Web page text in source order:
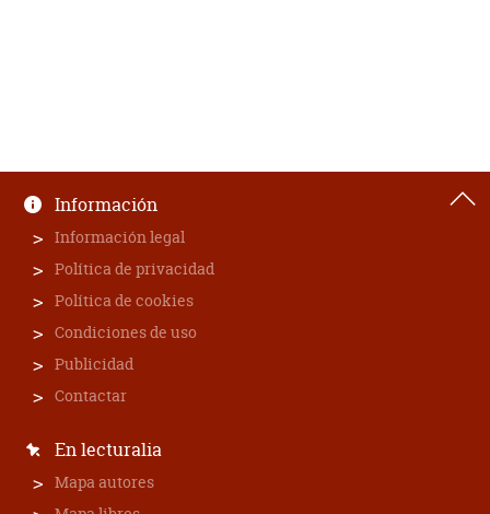
Información
Información legal
Política de privacidad
Política de cookies
Condiciones de uso
Publicidad
Contactar
En lecturalia
Mapa autores